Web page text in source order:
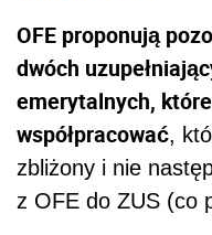
OFE proponują
dwóch
emerytalnych,
współpracować,
zbliżony i nie
z OFE do ZUS (co